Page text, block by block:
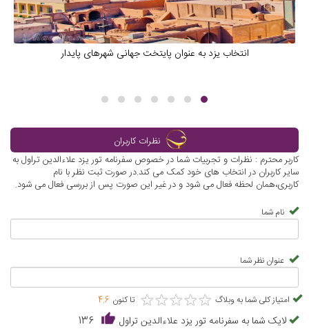
انتخاب یزد به عنوان پایتخت جهانی شهرهای پایدار
نظرات کاربران
کاربر محترم : نظرات و تجربیات شما در خصوص سفرنامه تور یزد علاءالدین تراول به
سایر کاربران در انتخاب های خود کمک می کند.در صورت ثبت نظر با نام
کاربری،همان لحظه فعال می شود و در غیر این صورت پس از بررسی فعال می شود.
نام شما
عنوان نظر شما
امتیاز کلی شما به وبلاگ ★★★★★
★★★★★ تا کنون 4.6
لایک شما به سفرنامه تور یزد علاءالدین تراول 136